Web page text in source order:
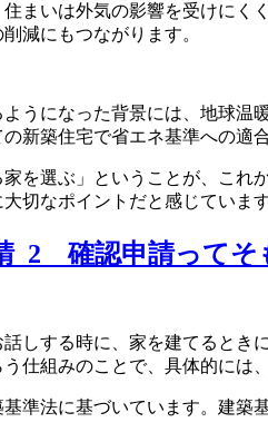
まいは外気の影響を受けに
減にもつながります。
うになった背景には、地球温
新築住宅で省エネ基準への適
家を選ぶ」ということが、こ
切なポイントだと感じています
_2 確認申請ってそ
しする時に、家を建てるとき
仕組みのことで、具体的には
準法に基づいています。建築